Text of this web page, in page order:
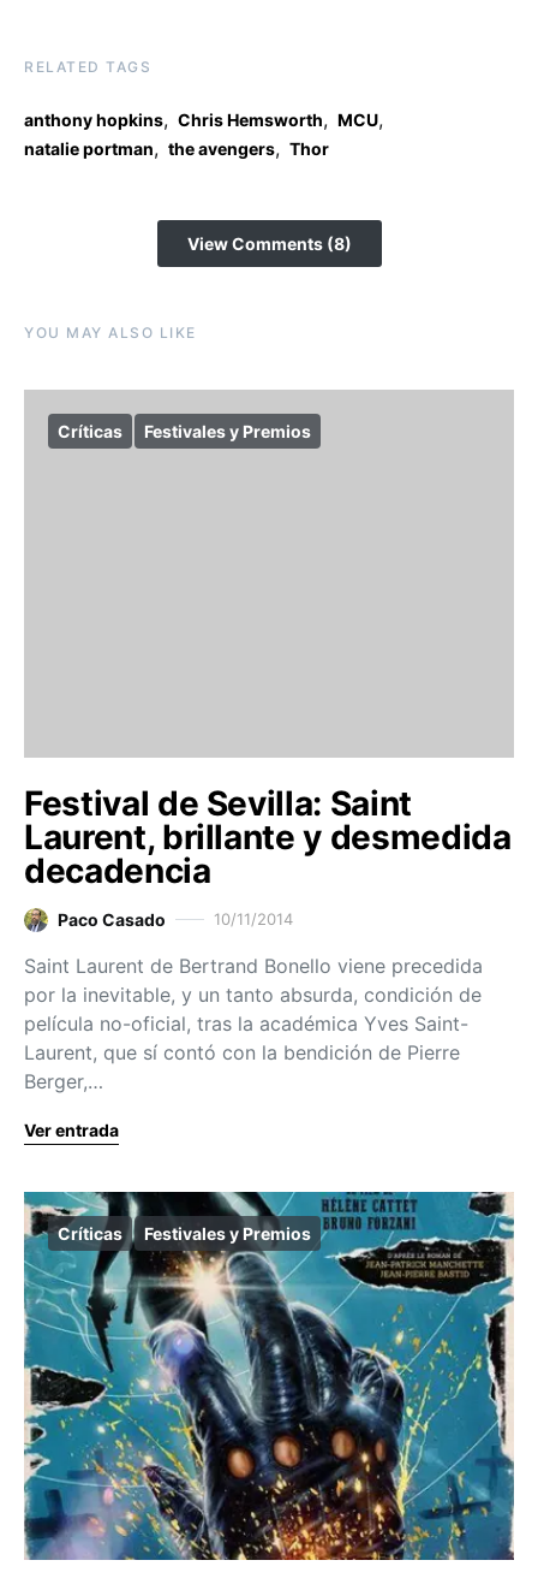
RELATED TAGS
anthony hopkins, Chris Hemsworth, MCU,
natalie portman, the avengers, Thor
View Comments (8)
YOU MAY ALSO LIKE
Críticas Festivales y Premios
Festival de Sevilla: Saint
Laurent, brillante y desmedida
decadencia
Paco Casado 10/11/2014
Saint Laurent de Bertrand Bonello viene precedida
por la inevitable, y un tanto absurda, condición de
película no-oficial, tras la académica Yves Saint-
Laurent, que sí contó con la bendición de Pierre
Berger,…
Ver entrada
Críticas Festivales y Premios